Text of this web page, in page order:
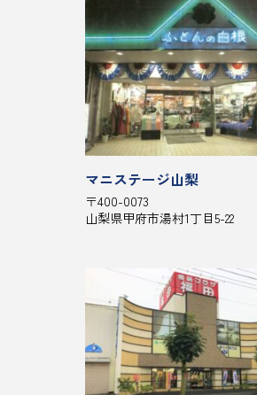
マニステージ山梨
〒400-0073
山梨県甲府市湯村1丁目5-22